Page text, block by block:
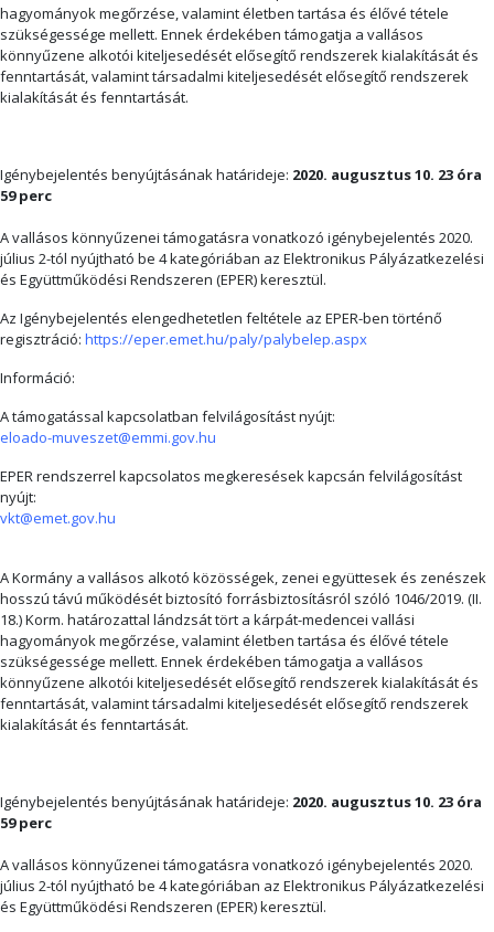
hagyományok megőrzése, valamint életben tartása és élővé tétele
szükségessége mellett. Ennek érdekében támogatja a vallásos
könnyűzene alkotói kiteljesedését elősegítő rendszerek kialakítását és
fenntartását, valamint társadalmi kiteljesedését elősegítő rendszerek
kialakítását és fenntartását.
Igénybejelentés benyújtásának határideje: 2020. augusztus 10. 23 óra
59 perc
A vallásos könnyűzenei támogatásra vonatkozó igénybejelentés 2020.
július 2-tól nyújtható be 4 kategóriában az Elektronikus Pályázatkezelési
és Együttműködési Rendszeren (EPER) keresztül.
Az Igénybejelentés elengedhetetlen feltétele az EPER-ben történő
regisztráció: https://eper.emet.hu/paly/palybelep.aspx
Információ:
A támogatással kapcsolatban felvilágosítást nyújt:
eloado-muveszet@emmi.gov.hu
EPER rendszerrel kapcsolatos megkeresések kapcsán felvilágosítást
nyújt:
vkt@emet.gov.hu
A Kormány a vallásos alkotó közösségek, zenei együttesek és zenészek
hosszú távú működését biztosító forrásbiztosításról szóló 1046/2019. (II.
18.) Korm. határozattal lándzsát tört a kárpát-medencei vallási
hagyományok megőrzése, valamint életben tartása és élővé tétele
szükségessége mellett. Ennek érdekében támogatja a vallásos
könnyűzene alkotói kiteljesedését elősegítő rendszerek kialakítását és
fenntartását, valamint társadalmi kiteljesedését elősegítő rendszerek
kialakítását és fenntartását.
Igénybejelentés benyújtásának határideje: 2020. augusztus 10. 23 óra
59 perc
A vallásos könnyűzenei támogatásra vonatkozó igénybejelentés 2020.
július 2-tól nyújtható be 4 kategóriában az Elektronikus Pályázatkezelési
és Együttműködési Rendszeren (EPER) keresztül.